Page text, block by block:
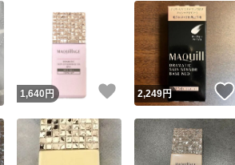
いいね！
1,640 円 いいね！
2,249円